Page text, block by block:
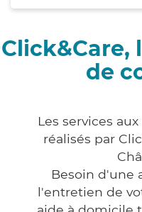
Click&Care,
de
Les services
réalisés par
Besoin d'une
l'entretien de